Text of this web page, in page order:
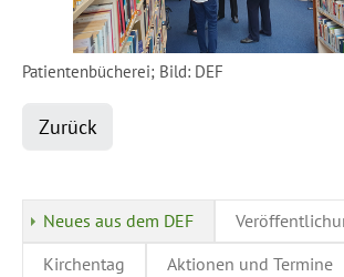
Patientenbücherei; Bild: DEF
Zurück
Neues aus dem DEF
Kirchentag
Aktionen und Termine